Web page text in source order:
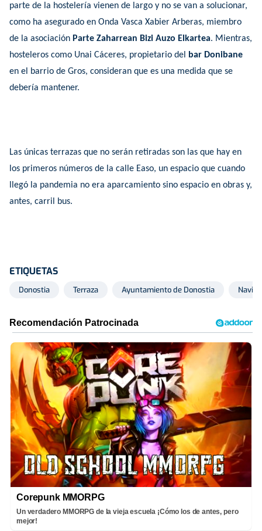
parte de la hostelería vienen de largo y no se van a solucionar,
como ha asegurado en Onda Vasca Xabier Arberas, miembro
de la asociación Parte Zaharrean Bizi Auzo Elkartea. Mientras,
hosteleros como Unai Cáceres, propietario del
bar Donibane
en el barrio de Gros, consideran que es una medida que se
debería mantener.
Las únicas terrazas que no serán retiradas son las que hay en
los primeros números de la calle Easo, un espacio que cuando
llegó la pandemia no era aparcamiento sino espacio en obras y,
antes, carril bus.
ETIQUETAS
Donostia Terraza Ayuntamiento de Donostia
Corepunk MMORPG
Un verdadero MMORPG de la vieja escuela ¡Cómo los de antes, pero
mejor!